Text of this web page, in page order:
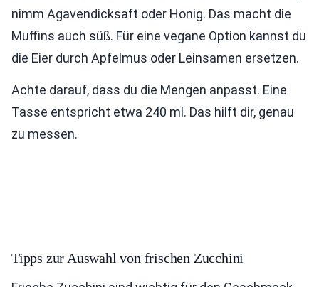
nimm Agavendicksaft oder Honig. Das macht die
Muffins auch süß. Für eine vegane Option kannst du
die Eier durch Apfelmus oder Leinsamen ersetzen.
Achte darauf, dass du die Mengen anpasst. Eine
Tasse entspricht etwa 240 ml. Das hilft dir, genau
zu messen.
Tipps zur Auswahl von frischen Zucchini